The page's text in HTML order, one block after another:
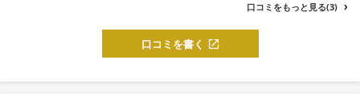
口コミをもっと見る(3)
口コミを書く